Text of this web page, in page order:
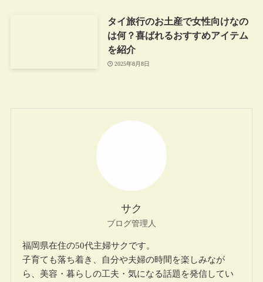
タイ旅行のお土産で女性向けなの
は何？喜ばれるおすすめアイテム
を紹介
2025年8月8日
サク
ブログ管理人
福岡県在住の50代主婦サクです。
子育ても落ち着き、自分や夫婦の時間を楽しみなが
ら、美容・暮らしの工夫・気になる話題を発信してい